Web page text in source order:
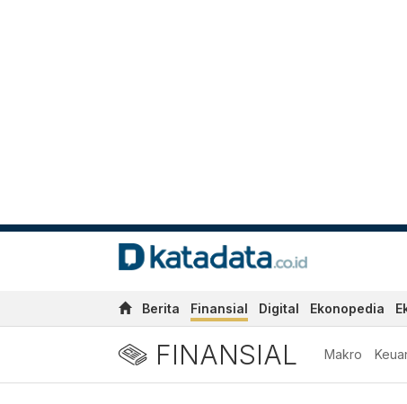
Berita Finansial Digital Ekonopedia
FINANSIAL Makro